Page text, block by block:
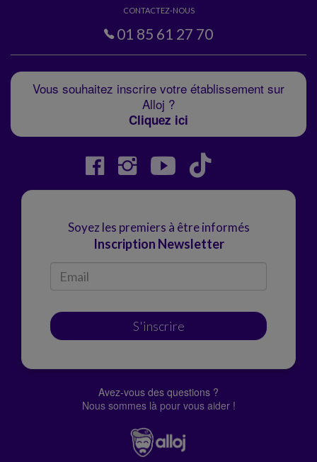
CONTACTEZ-NOUS
01 85 61 27 70
Vous souhaitez inscrire votre établissement sur
Alloj ?
Cliquez ici
Soyez les premiers à être informés
Inscription Newsletter
S'inscrire
Avez-vous des questions ?
Nous sommes là pour vous aider !